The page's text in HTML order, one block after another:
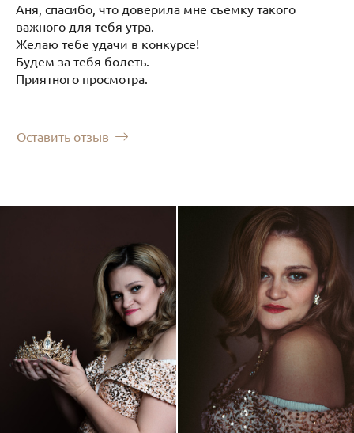
Аня, спасибо, что доверила мне съемку такого
важного для тебя утра.
Желаю тебе удачи в конкурсе!
Будем за тебя болеть.
Приятного просмотра.
Оставить отзыв